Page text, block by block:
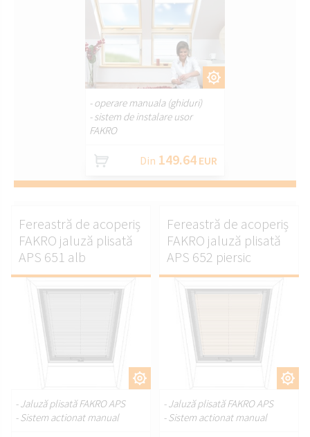
PERSONALIZAȚI.
- operare manuala (ghiduri)
- sistem de instalare usor
FAKRO
Din 149.64 EUR
Fereastră de acoperiș
FAKRO jaluză plisată
APS 651 alb
- Jaluză plisată FAKRO APS
- Sistem actionat manual
Fereastră de acoperiș
FAKRO jaluză plisată
APS 652 piersic
- Jaluză plisată FAKRO APS
- Sistem actionat manual